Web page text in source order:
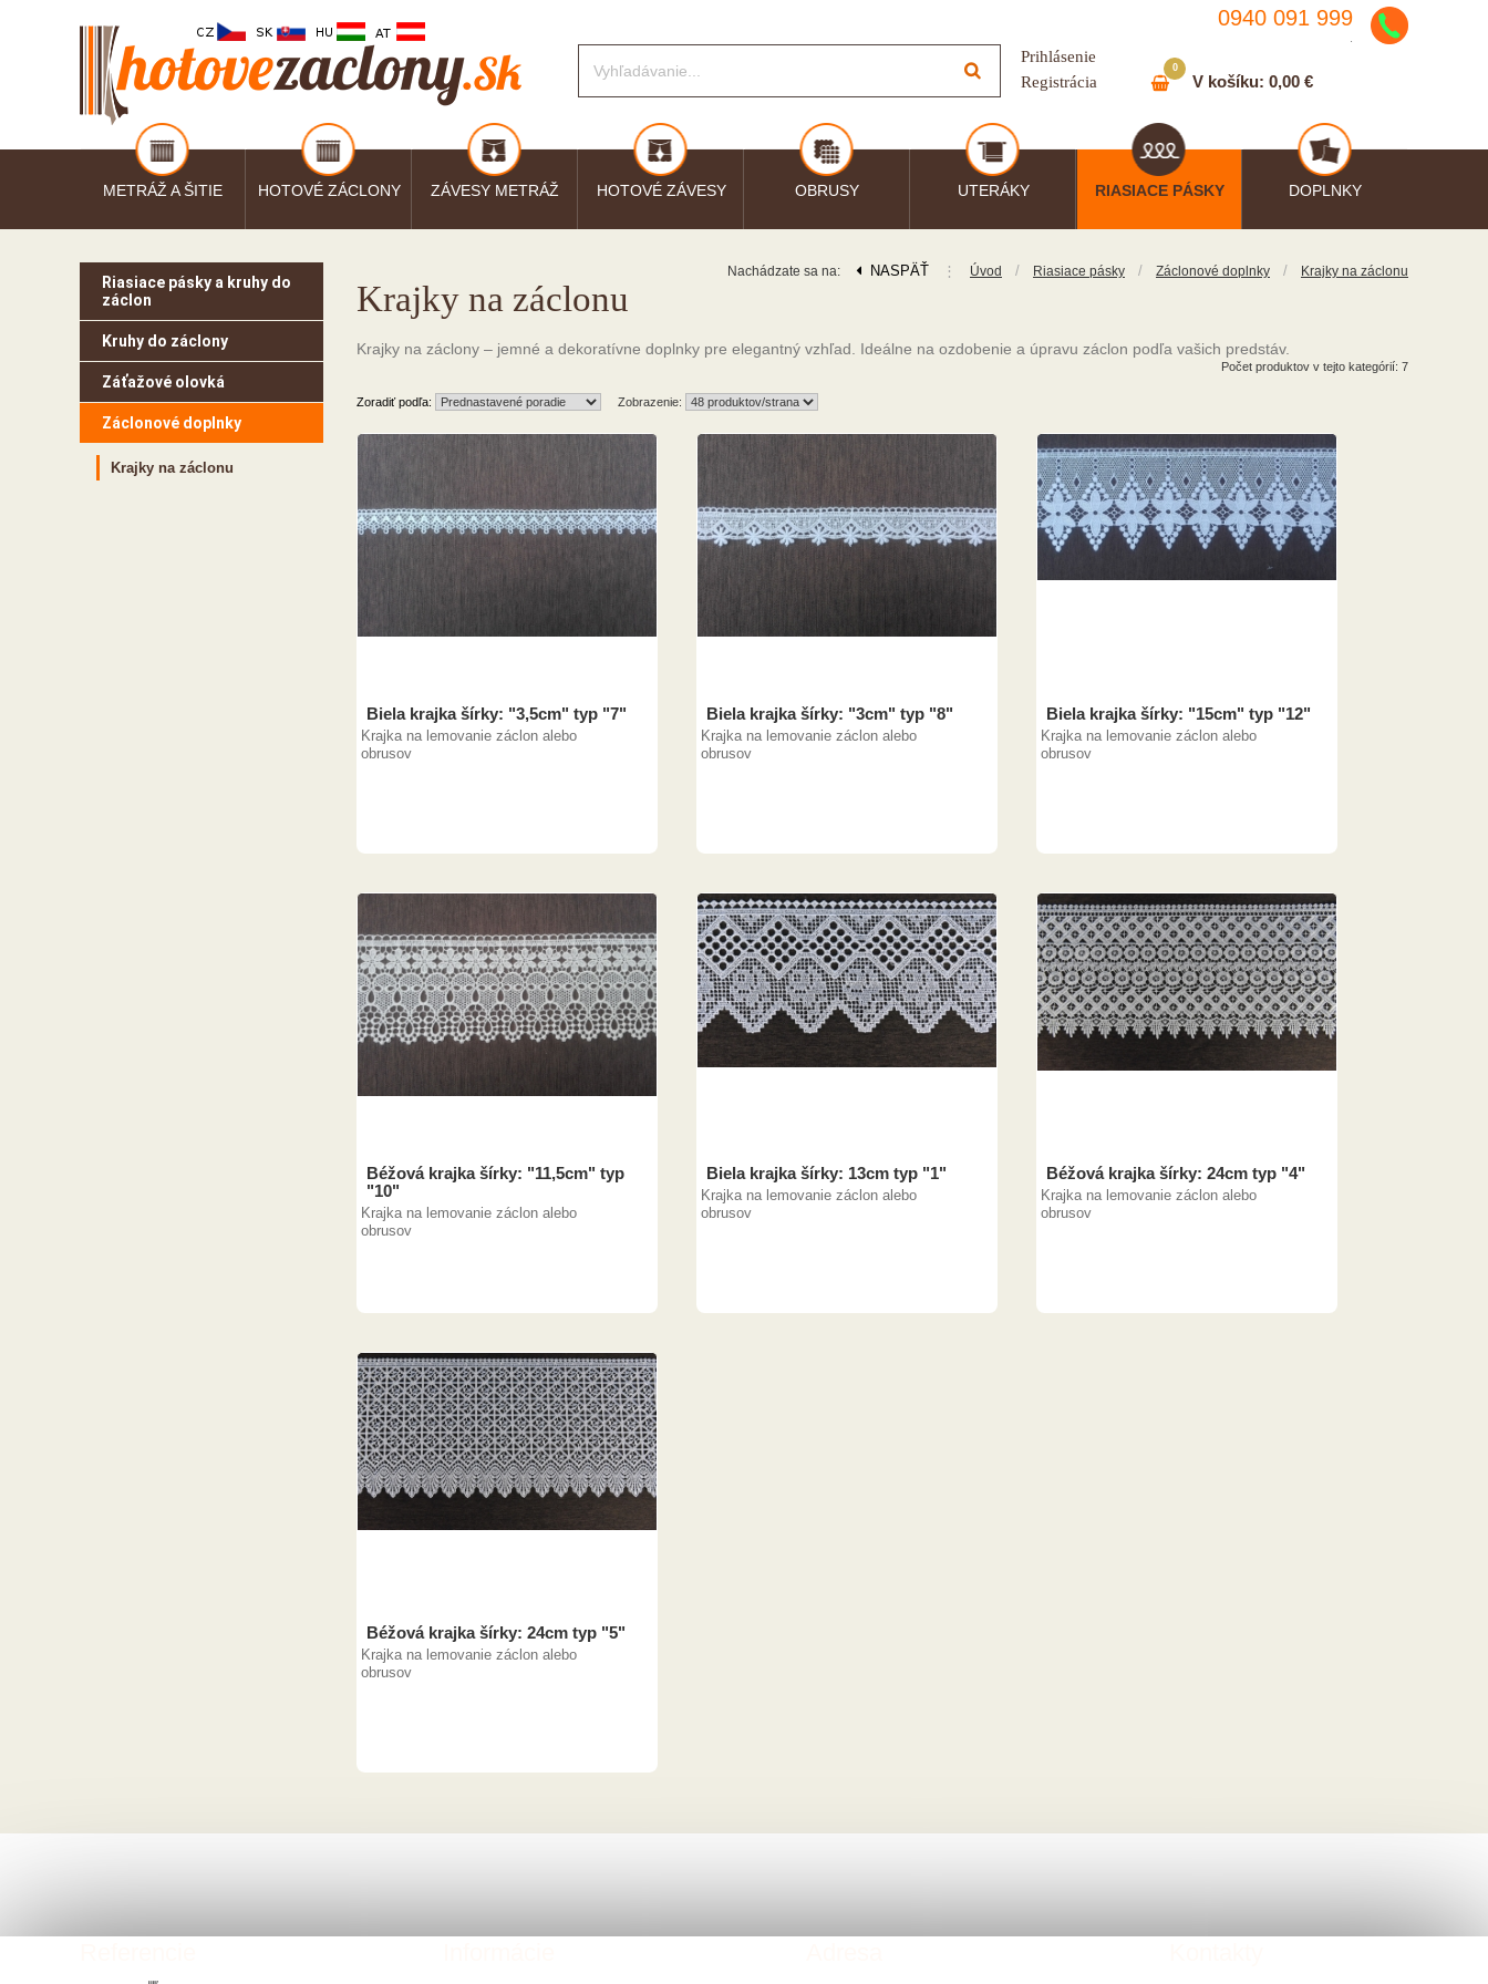
0940 091 999
Prihlásenie
Registrácia
V košíku: 0,00 €
0
METRÁŽ A ŠITIE HOTOVÉ ZÁCLONY ZÁVESY METRÁŽ HOTOVÉ ZÁVESY OBRUSY UTERÁKY RIASIACE PÁSKY DOPLNKY
Riasiace pásky a kruhy do
záclon
Kruhy do záclony
Záťažové olovká
Záclonové doplnky
Krajky na záclonu
Nachádzate sa na: NASPÄŤ ⋮ Úvod / Riasiace pásky / Záclonové doplnky / Krajky na záclonu
Krajky na záclonu
Krajky na záclony – jemné a dekoratívne doplnky pre elegantný vzhľad. Ideálne na ozdobenie a úpravu záclon podľa vašich predstáv.
Počet produktov v tejto kategórií: 7
Zoradiť podľa: Zobrazenie:
Biela krajka šírky: "3,5cm" typ "7"
Krajka na lemovanie záclon alebo
obrusov
Biela krajka šírky: "3cm" typ "8"
Krajka na lemovanie záclon alebo
obrusov
Biela krajka šírky: "15cm" typ "12"
Krajka na lemovanie záclon alebo
obrusov
Béžová krajka šírky: "11,5cm" typ
"10"
Krajka na lemovanie záclon alebo
obrusov
Biela krajka šírky: 13cm typ "1"
Krajka na lemovanie záclon alebo
obrusov
Béžová krajka šírky: 24cm typ "4"
Krajka na lemovanie záclon alebo
obrusov
Béžová krajka šírky: 24cm typ "5"
Krajka na lemovanie záclon alebo
obrusov